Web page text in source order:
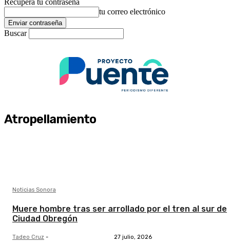
Recupera tu contraseña
tu correo electrónico
Buscar
Atropellamiento
Noticias Sonora
Muere hombre tras ser arrollado por el tren al sur de
Ciudad Obregón
Tadeo Cruz - 27 julio, 2026